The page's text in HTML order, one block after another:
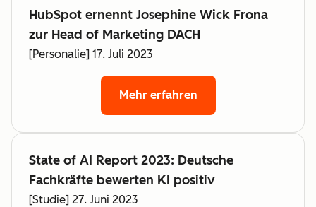
HubSpot ernennt Josephine Wick Frona
zur Head of Marketing DACH
[Personalie] 17. Juli 2023
Mehr erfahren
State of AI Report 2023: Deutsche
Fachkräfte bewerten KI positiv
[Studie] 27. Juni 2023